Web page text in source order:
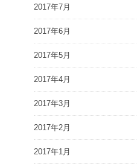
2017年7月
2017年6月
2017年5月
2017年4月
2017年3月
2017年2月
2017年1月